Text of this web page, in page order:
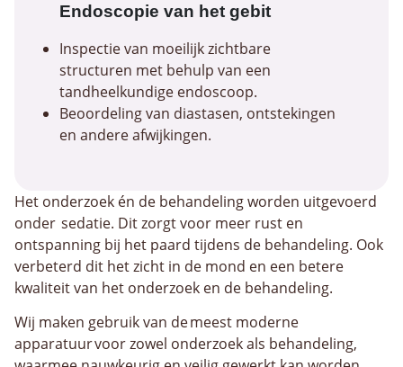
Endoscopie van het gebit
Inspectie van moeilijk zichtbare
structuren met behulp van een
tandheelkundige endoscoop.
Beoordeling van diastasen, ontstekingen
en andere afwijkingen.
Het onderzoek én de behandeling worden uitgevoerd
onder sedatie. Dit zorgt voor meer rust en
ontspanning bij het paard tijdens de behandeling. Ook
verbeterd dit het zicht in de mond en een betere
kwaliteit van het onderzoek en de behandeling.
Wij maken gebruik van de meest moderne
apparatuur voor zowel onderzoek als behandeling,